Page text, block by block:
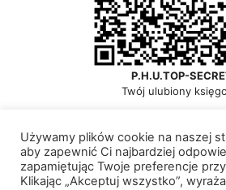
P.H.U.TOP-
Twój ulubiony
© 2026 P.H.U. TOP-SECRET
Używamy plików cookie na naszej
aby zapewnić Ci najbardziej
zapamiętując Twoje preferencje
Klikając „Akceptuj wszystko”,